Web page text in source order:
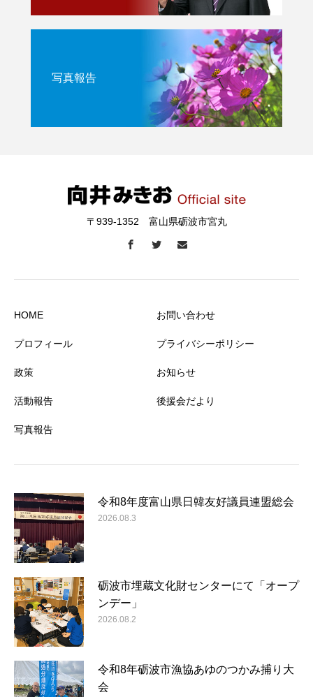
写真報告
〒939-1352 富山県砺波市宮丸
HOME
プロフィール
政策
活動報告
写真報告
お問い合わせ
プライバシーポリシー
お知らせ
後援会だより
令和8年度富山県日韓友好議員連盟総会
2026.08.3
砺波市埋蔵文化財センターにて「オープ
ンデー」
2026.08.2
令和8年砺波市漁協あゆのつかみ捕り大
会